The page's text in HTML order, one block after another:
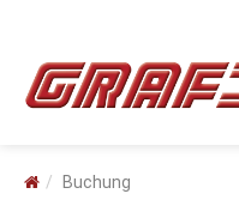
Buchung